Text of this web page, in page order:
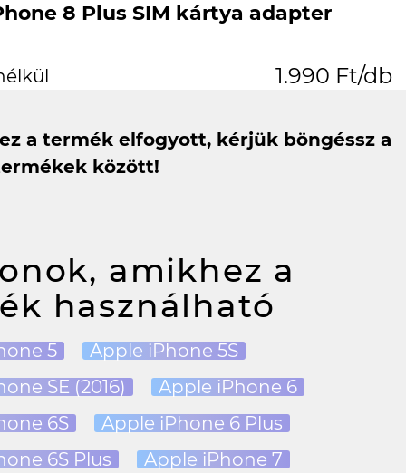
8 Plus SIM kártya adapter
1.990 Ft/db
a termék elfogyott, kérjük böngéssz a
között!
amikhez a
használható
5
Apple iPhone 5S
SE (2016)
Apple iPhone 6
6S
Apple iPhone 6 Plus
6S Plus
Apple iPhone 7